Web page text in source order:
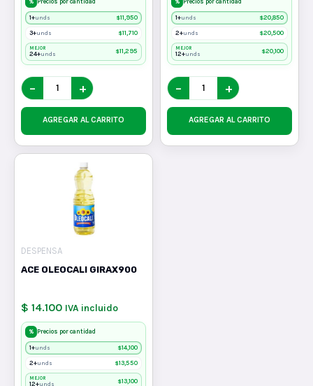
Precios por cantidad
1+unds $11,950
3+unds $11,710
MEJOR
24+unds $11,295
− +
AGREGAR AL CARRITO
Precios por cantidad
1+unds $20,850
2+unds $20,500
MEJOR
12+unds $20,100
− +
AGREGAR AL CARRITO
DESPENSA
ACE OLEOCALI GIRAX900
$ 14.100 IVA incluido
% Precios por cantidad
1+unds $14,100
2+unds $13,550
MEJOR
12+unds $13,100